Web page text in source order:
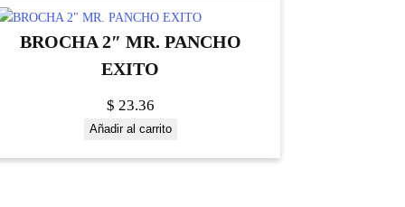
BROCHA 2″ MR. PANCHO
EXITO
$ 23.36
Añadir al carrito